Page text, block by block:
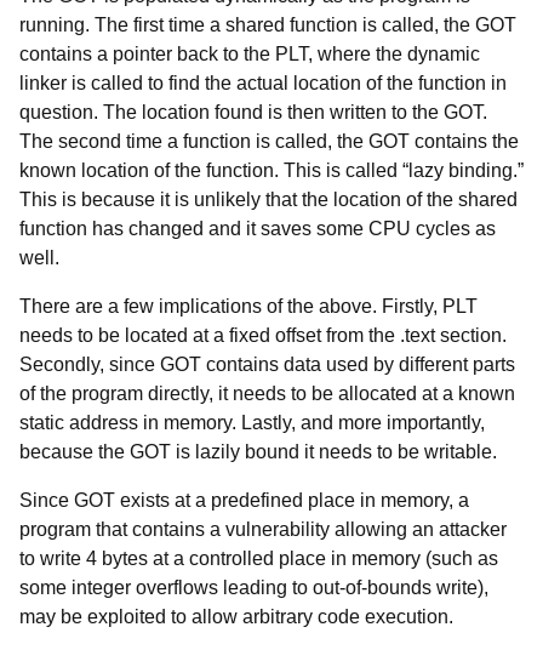
running. The first time a shared function is called, the GOT
contains a pointer back to the PLT, where the dynamic
linker is called to find the actual location of the function in
question. The location found is then written to the GOT.
The second time a function is called, the GOT contains the
known location of the function. This is called “lazy binding.”
This is because it is unlikely that the location of the shared
function has changed and it saves some CPU cycles as
well.
There are a few implications of the above. Firstly, PLT
needs to be located at a fixed offset from the .text section.
Secondly, since GOT contains data used by different parts
of the program directly, it needs to be allocated at a known
static address in memory. Lastly, and more importantly,
because the GOT is lazily bound it needs to be writable.
Since GOT exists at a predefined place in memory, a
program that contains a vulnerability allowing an attacker
to write 4 bytes at a controlled place in memory (such as
some integer overflows leading to out-of-bounds write),
may be exploited to allow arbitrary code execution.